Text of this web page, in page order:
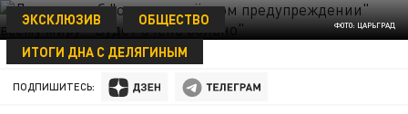
ФОТО: ЦАРЬГРАД
ЭКСКЛЮЗИВ
ОБЩЕСТВО
ИТОГИ ДНА С ДЕЛЯГИНЫМ
09 ИЮНЯ 20:20
ПОДПИШИТЕСЬ: